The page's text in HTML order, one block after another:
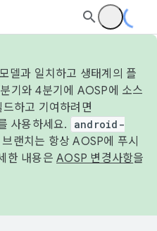
델과 일치하고 생태계의 플
기와 4분기에 AOSP에 소스
하고 기여하려면
사용하세요.
android-
랜치는 항상 AOSP에 푸시
한 내용은 AOSP 변경사항을